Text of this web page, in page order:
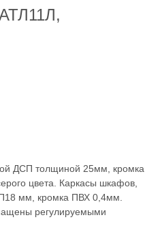
ДСП толщиной 25мм, кромка
цвета. Каркасы шкафов,
мм, кромка ПВХ 0,4мм.
регулируемыми